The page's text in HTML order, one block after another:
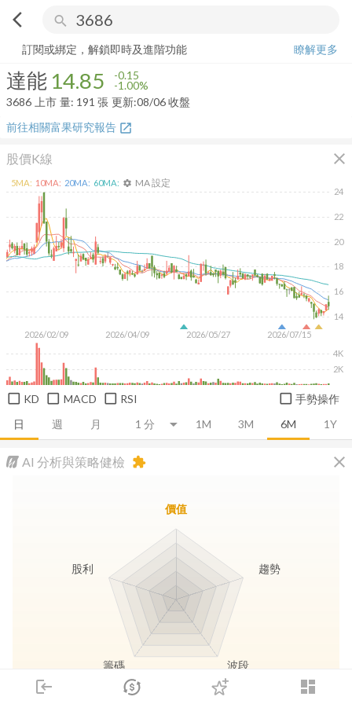
arrow_back_ios search
login dashboard
市場 登入
達能 14.85-1.00%
訂閱或綁定，解鎖即時及進階功能
瞭解更多
達能 14.85 -0.15
-1.00%
3686 上市 量: 191 張 更新:08/06 收盤
前往相關富果研究報告 open_in_new
股價K線 close
日 週 月 1M 3M 6M 1Y
2026/02/09 2026/04/09 2026/05/27 2026/07/15
14
16
18
20
22
24
2K
4K
5MA: 10MA: 20MA: 60MA: settings MA 設定
KD MACD RSI 手勢操作
AI 分析與策略健檢 close
extension
價值
趨勢
波段
籌碼
股利